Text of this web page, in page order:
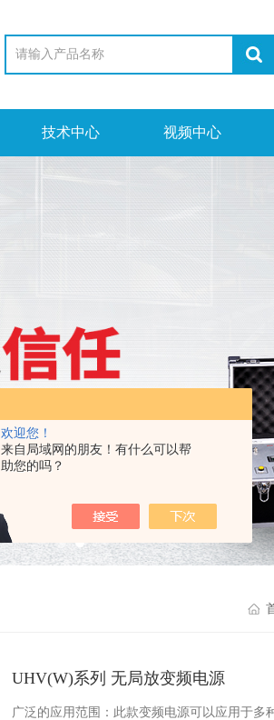
欢迎您！
来自局域网的朋友！有什么可以帮
助您的吗？
技术中心 视频中心
UHV(W)系列 无局放变频电源
广泛的应用范围：此款变频电源可以应用于